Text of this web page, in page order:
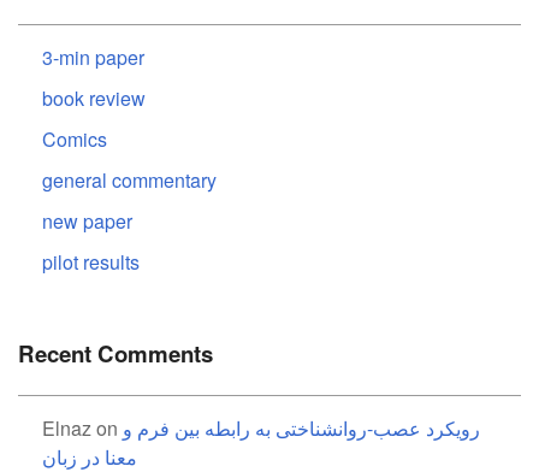
3-min paper
book review
Comics
general commentary
new paper
pilot results
Recent Comments
Elnazon رویکرد عصب-روانشناختی به رابطه بین فرم و
معنا در زبان